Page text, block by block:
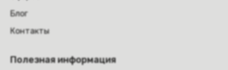
Блог
Контакты
Полезная информация